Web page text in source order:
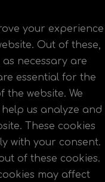
your experience
Out of these,
necessary are
essential for the
website. We
us analyze and
These cookies
with your consent.
of these cookies.
may affect